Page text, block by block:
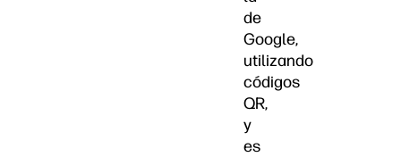
de
Google,
utilizando
códigos
QR,
y
es